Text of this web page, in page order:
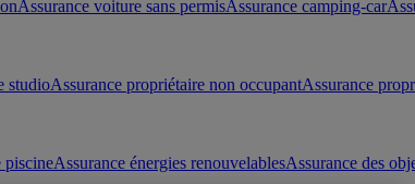
Assurance voiture sans permisAssurance camping-car
studioAssurance propriétaire non occupantAssurance
piscineAssurance énergies renouvelablesAssurance des